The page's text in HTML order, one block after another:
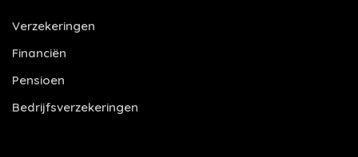
Verzekeringen
Financiën
Pensioen
Bedrijfsverzekeringen